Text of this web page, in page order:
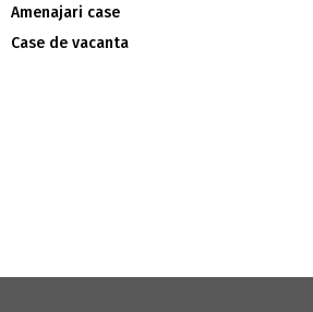
Amenajari case
Case de vacanta